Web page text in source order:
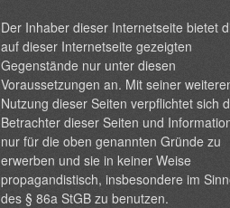
Der Inhaber dieser Internetseite bietet
auf dieser Internetseite gezeigten
Gegenstände nur unter diesen
Voraussetzungen an. Mit seiner
Nutzung dieser Seiten verpflichtet sich
Betrachter dieser Seiten und
nur für die oben genannten Gründe zu
erwerben und sie in keiner Weise
propagandistisch, insbesondere im
des § 86a StGB zu benutzen.